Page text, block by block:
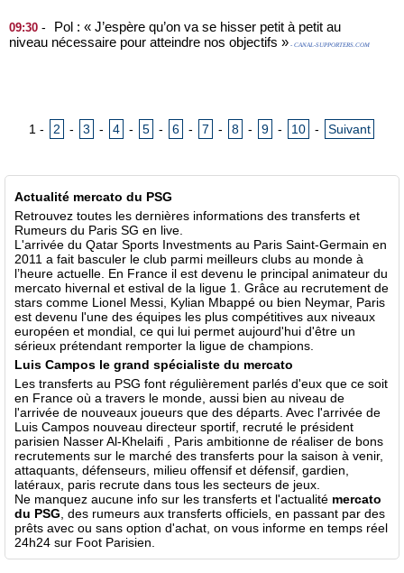
09:30 -
Pol : « J’espère qu’on va se hisser petit à petit au
niveau nécessaire pour atteindre nos objectifs » - CANAL-SUPPORTERS.COM
1 - 2 - 3 - 4 - 5 - 6 - 7 - 8 - 9 - 10 - Suivant
Actualité mercato du PSG
Retrouvez toutes les dernières informations des transferts et
Rumeurs du Paris SG en live.
L'arrivée du Qatar Sports Investments au Paris Saint-Germain en
2011 a fait basculer le club parmi meilleurs clubs au monde à
l’heure actuelle. En France il est devenu le principal animateur du
mercato hivernal et estival de la ligue 1. Grâce au recrutement de
stars comme Lionel Messi, Kylian Mbappé ou bien Neymar, Paris
est devenu l'une des équipes les plus compétitives aux niveaux
européen et mondial, ce qui lui permet aujourd'hui d'être un
sérieux prétendant remporter la ligue de champions.
Luis Campos le grand spécialiste du mercato
Les transferts au PSG font régulièrement parlés d'eux que ce soit
en France où a travers le monde, aussi bien au niveau de
l'arrivée de nouveaux joueurs que des départs. Avec l'arrivée de
Luis Campos nouveau directeur sportif, recruté le président
parisien Nasser Al-Khelaifi , Paris ambitionne de réaliser de bons
recrutements sur le marché des transferts pour la saison à venir,
attaquants, défenseurs, milieu offensif et défensif, gardien,
latéraux, paris recrute dans tous les secteurs de jeux.
Ne manquez aucune info sur les transferts et l'actualité mercato
du PSG , des rumeurs aux transferts officiels, en passant par des
prêts avec ou sans option d'achat, on vous informe en temps réel
24h24 sur Foot Parisien.